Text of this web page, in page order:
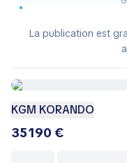
La publication est
KGM KORANDO
35 190 €